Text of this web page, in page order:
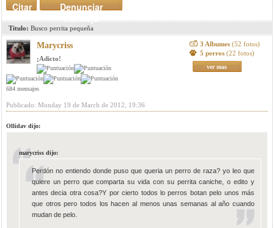
Denunciar
mensaje
Citar
Titulo: Busco perrita pequeña
Marycriss
¡Adicto!
684 mensajes
3 Albumes (52 fotos)
5 perros (22 fotos)
ver mas
Publicado: Monday 19 de March de 2012, 19:36
Ollidav dijo:
marycriss dijo:
Perdón no entiendo donde puso que queria un perro de raza? yo leo que
quiere un perro que comparta su vida con su perrita caniche, o edito y
antes decia otra cosa?Y por cierto todos lo perros botan pelo unos más
que otros pero todos los hacen al menos unas semanas al año cuando
mudan de pelo.